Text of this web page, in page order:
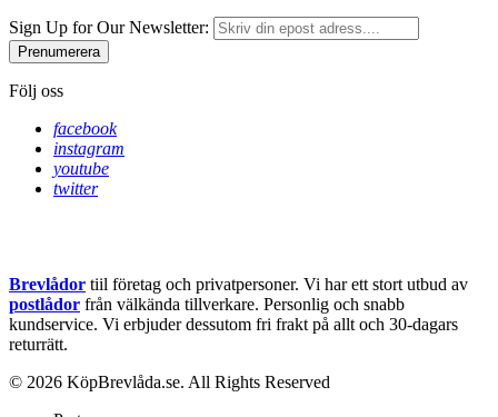
Sign Up for Our Newsletter:
Prenumerera
Följ oss
facebook
instagram
youtube
twitter
Brevlådor tiil företag och privatpersoner. Vi har ett stort utbud av
postlådor från välkända tillverkare. Personlig och snabb
kundservice. Vi erbjuder dessutom fri frakt på allt och 30-dagars
returrätt.
© 2026 KöpBrevlåda.se. All Rights Reserved